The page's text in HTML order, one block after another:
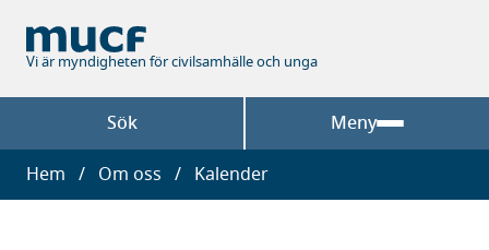
huvudinnehåll
Vi är myndigheten för civilsamhälle och unga
Sök Meny
Länkstig
Hem Om oss Kalender